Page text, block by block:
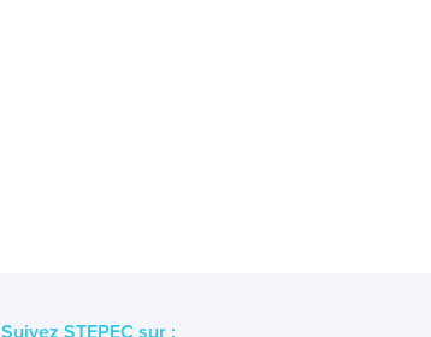
Suivez STEPEC sur :